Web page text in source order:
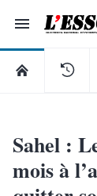
Navigation
RETOUR À LA
Sahel :
mois à